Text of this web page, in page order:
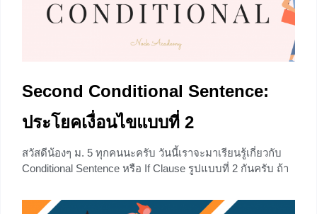
Second Conditional Sentence:
ประโยคเงื่อนไขแบบที่ 2
สวัสดีน้องๆ ม. 5 ทุกคนนะครับ วันนี้เราจะมาเรียนรู้เกี่ยวกับ
Conditional Sentence หรือ If Clause รูปแบบที่ 2 กันครับ ถ้า